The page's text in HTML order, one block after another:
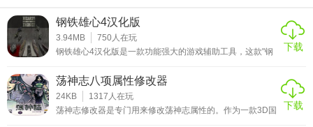
钢铁雄心4汉化版
3.94MB 750人在玩
钢铁雄心4汉化版是一款功能强大的游戏辅助工具，这款"钢
辅助就简单多了，功能虽然少，但足够你在游戏中叱咤风云
了，该软件在运行期间绝对的稳定，大家可以放心的使用了,
有了这款钢铁雄心4汉化版可以让你的游戏体验达到极致！
下载
荡神志八项属性修改器
24KB 1317 人在玩
荡神志修改器是专门用来修改荡神志属性的。作为一款3D国
下载